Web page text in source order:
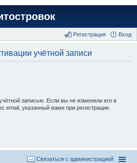
Вход
Регистрация
учётной записи
записью. Если вы не изменили его в
email, указанный вами при регистрации.
Связаться с администрацией